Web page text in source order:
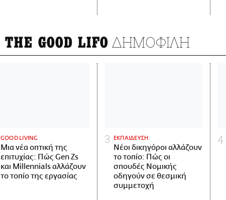
THE GOOD LIFO ΔΗΜΟΦΙΛΗ
GOOD LIVING
Μια νέα οπτική της
επιτυχίας: Πώς Gen Zs
και Millennials αλλάζουν
το τοπίο της εργασίας
ΕΚΠΑΙΔΕΥΣΗ
Νέοι δικηγόροι αλλάζουν
το τοπίο: Πώς οι
σπουδές Νομικής
οδηγούν σε θεσμική
συμμετοχή